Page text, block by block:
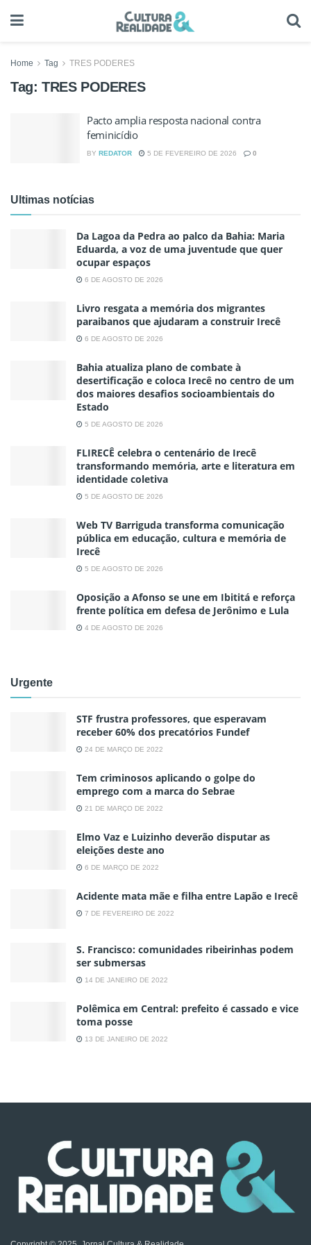
Home Tag TRES PODERES
Tag: TRES PODERES
Pacto amplia resposta nacional contra
feminicídio
BY REDATOR 5 DE FEVEREIRO DE 2026 0
Ultimas notícias
Da Lagoa da Pedra ao palco da Bahia: Maria
Eduarda, a voz de uma juventude que quer
ocupar espaços
6 DE AGOSTO DE 2026
Livro resgata a memória dos migrantes
paraibanos que ajudaram a construir Irecê
6 DE AGOSTO DE 2026
Bahia atualiza plano de combate à
desertificação e coloca Irecê no centro de um
dos maiores desafios socioambientais do
Estado
5 DE AGOSTO DE 2026
FLIRECÊ celebra o centenário de Irecê
transformando memória, arte e literatura em
identidade coletiva
5 DE AGOSTO DE 2026
Web TV Barriguda transforma comunicação
pública em educação, cultura e memória de
Irecê
5 DE AGOSTO DE 2026
Oposição a Afonso se une em Ibititá e reforça
frente política em defesa de Jerônimo e Lula
4 DE AGOSTO DE 2026
Urgente
STF frustra professores, que esperavam
receber 60% dos precatórios Fundef
24 DE MARÇO DE 2022
Tem criminosos aplicando o golpe do
emprego com a marca do Sebrae
21 DE MARÇO DE 2022
Elmo Vaz e Luizinho deverão disputar as
eleições deste ano
6 DE MARÇO DE 2022
Acidente mata mãe e filha entre Lapão e Irecê
7 DE FEVEREIRO DE 2022
S. Francisco: comunidades ribeirinhas podem
ser submersas
14 DE JANEIRO DE 2022
Polêmica em Central: prefeito é cassado e vice
toma posse
13 DE JANEIRO DE 2022